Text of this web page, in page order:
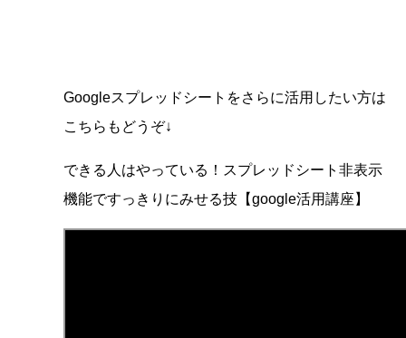
Googleスプレッドシートをさらに活用したい方は
こちらもどうぞ↓
できる人はやっている！スプレッドシート非表示
機能ですっきりにみせる技【google活用講座】